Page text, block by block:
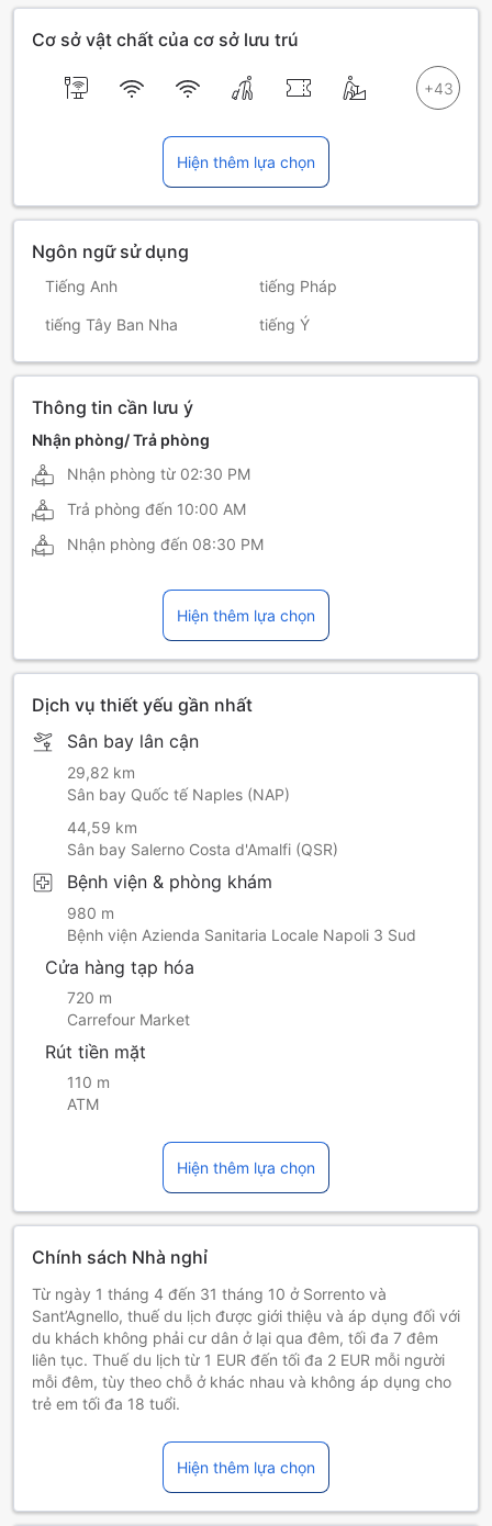
Cơ sở vật chất của cơ sở lưu trú
Hiện thêm lựa chọn
Ngôn ngữ sử dụng
Tiếng Anh tiếng Pháp
tiếng Tây Ban Nha tiếng Ý
Thông tin cần lưu ý
Nhận phòng/ Trả phòng
Nhận phòng từ 02:30 PM
Trả phòng đến 10:00 AM
Nhận phòng đến 08:30 PM
Hiện thêm lựa chọn
Dịch vụ thiết yếu gần nhất
Sân bay lân cận
29,82 km
Sân bay Quốc tế Naples (NAP)
44,59 km
Sân bay Salerno Costa d'Amalfi (QSR)
Bệnh viện & phòng khám
980 m
Bệnh viện Azienda Sanitaria Locale Napoli 3 Sud
Cửa hàng tạp hóa
720 m
Carrefour Market
Rút tiền mặt
110 m
ATM
Hiện thêm lựa chọn
Chính sách Nhà nghỉ
Từ ngày 1 tháng 4 đến 31 tháng 10 ở Sorrento và
Sant’Agnello, thuế du lịch được giới thiệu và áp dụng đối với
du khách không phải cư dân ở lại qua đêm, tối đa 7 đêm
liên tục. Thuế du lịch từ 1 EUR đến tối đa 2 EUR mỗi người
mỗi đêm, tùy theo chỗ ở khác nhau và không áp dụng cho
trẻ em tối đa 18 tuổi.
đến 8:30 PM. Khách đến sau 20:30 sẽ phải chịu phụ phí 30
Trẻ em và giường phụ
Hiện thêm lựa chọn